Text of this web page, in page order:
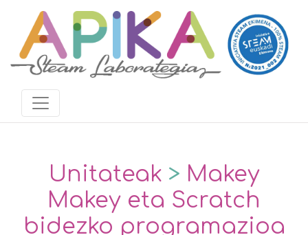
Unitateak > Makey
Makey eta Scratch
bidezko programazioa